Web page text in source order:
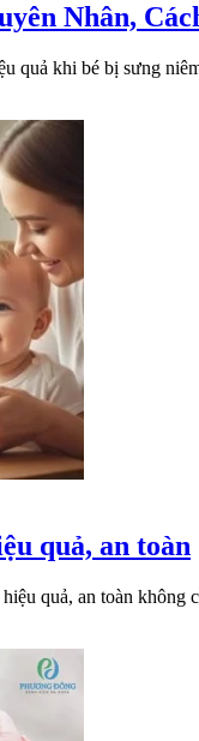
Nhân,
quả khi bé bị sưng
quả, an toàn
quả, an toàn